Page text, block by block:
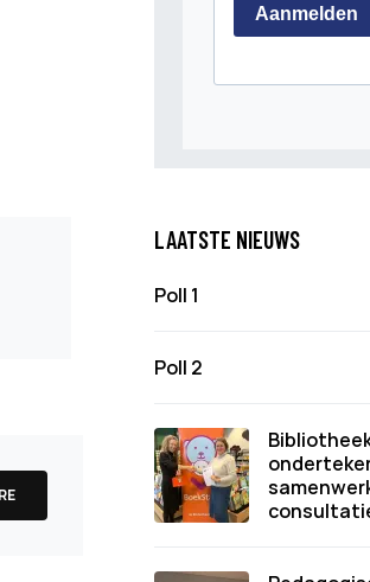
LAATSTE NIEUWS
Poll 1
Poll 2